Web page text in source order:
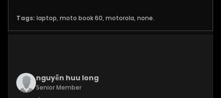
Tags: laptop, moto book 60, motorola, none.
nguyễn huu long
Senior Member